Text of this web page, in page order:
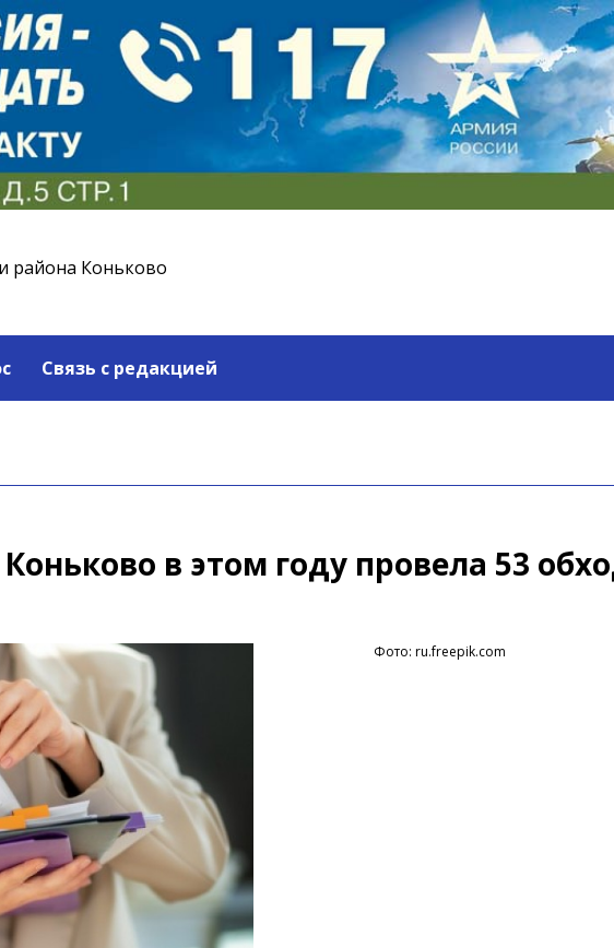
района Коньково
Связь с редакцией
в этом году провела 53
Фото: ru.freepik.com